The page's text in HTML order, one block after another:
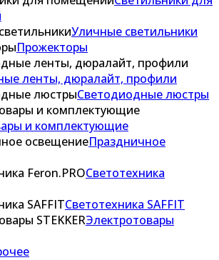
Уличные светильники
Прожекторы
ленты, дюралайт, профили
Светодиодные люстры
и комплектующие
Праздничное
Светотехника
Светотехника SAFFIT
Электротовары